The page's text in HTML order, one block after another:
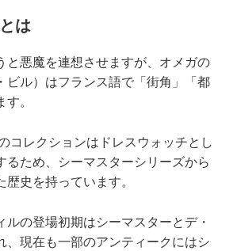
は
と悪魔を連想させますが、オメガの
ビル）はフランス語で「街角」「都
。
コレクションはドレスウォッチとし
るため、シーマスターシリーズから
史を持っています。
ルの登場初期はシーマスターとデ・
、現在も一部のアンティークにはシ